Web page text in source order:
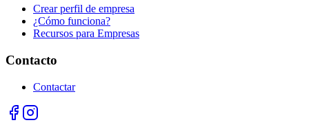
Crear perfil de empresa
¿Cómo funciona?
Recursos para Empresas
Contacto
Contactar